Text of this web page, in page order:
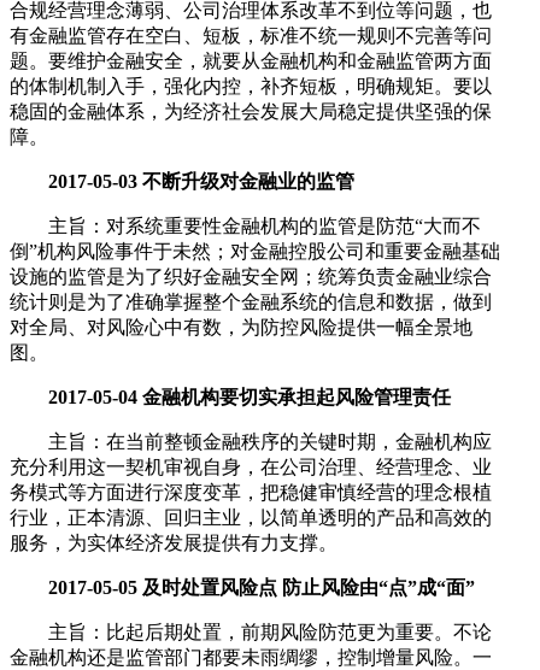
合规经营理念薄弱、公司治理体系改革不到位等问题，也
有金融监管存在空白、短板，标准不统一规则不完善等问
题。要维护金融安全，就要从金融机构和金融监管两方面
的体制机制入手，强化内控，补齐短板，明确规矩。要以
稳固的金融体系，为经济社会发展大局稳定提供坚强的保
障。
2017-05-03 不断升级对金融业的监管
主旨：对系统重要性金融机构的监管是防范“大而不
倒”机构风险事件于未然；对金融控股公司和重要金融基础
设施的监管是为了织好金融安全网；统筹负责金融业综合
统计则是为了准确掌握整个金融系统的信息和数据，做到
对全局、对风险心中有数，为防控风险提供一幅全景地
图。
2017-05-04 金融机构要切实承担起风险管理责任
主旨：在当前整顿金融秩序的关键时期，金融机构应
充分利用这一契机审视自身，在公司治理、经营理念、业
务模式等方面进行深度变革，把稳健审慎经营的理念根植
行业，正本清源、回归主业，以简单透明的产品和高效的
服务，为实体经济发展提供有力支撑。
2017-05-05 及时处置风险点 防止风险由“点”成“面”
主旨：比起后期处置，前期风险防范更为重要。不论
金融机构还是监管部门都要未雨绸缪，控制增量风险。一